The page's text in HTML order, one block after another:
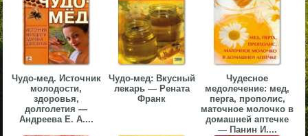
Чудо-мед. Источник
молодости,
здоровья,
долголетия —
Андреева Е. А....
Чудо-мед: Вкусный
лекарь — Рената
Франк
Чудесное
медолечение: мед,
перга, прополис,
маточное молочко в
домашней аптечке
— Панин И....